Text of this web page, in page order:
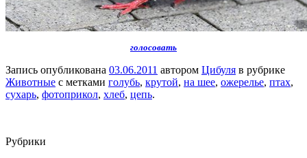
голосовать
Запись опубликована 03.06.2011 автором Цибуля в рубрике
Животные с метками голубь, крутой, на шее, ожерелье, птах,
сухарь, фотоприкол, хлеб, цепь.
Рубрики